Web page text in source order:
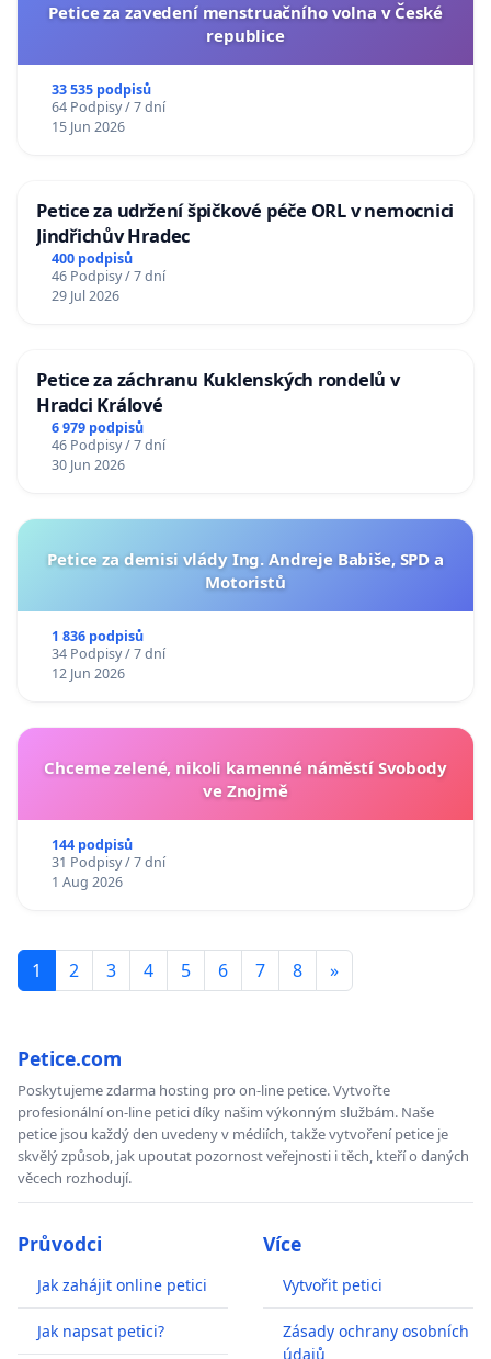
Petice za zavedení menstruačního volna v České
republice
33 535 podpisů
64 Podpisy / 7 dní
15 Jun 2026
Petice za udržení špičkové péče ORL v nemocnici
Jindřichův Hradec
400 podpisů
46 Podpisy / 7 dní
29 Jul 2026
Petice za záchranu Kuklenských rondelů v
Hradci Králové
6 979 podpisů
46 Podpisy / 7 dní
30 Jun 2026
Petice za demisi vlády Ing. Andreje Babiše, SPD a
Motoristů
1 836 podpisů
34 Podpisy / 7 dní
12 Jun 2026
Chceme zelené, nikoli kamenné náměstí Svobody
ve Znojmě
144 podpisů
31 Podpisy / 7 dní
1 Aug 2026
1 2 3 4 5 6 7 8 »
Petice.com
Poskytujeme zdarma hosting pro on-line petice. Vytvořte
profesionální on-line petici díky našim výkonným službám. Naše
petice jsou každý den uvedeny v médiích, takže vytvoření petice je
skvělý způsob, jak upoutat pozornost veřejnosti i těch, kteří o daných
věcech rozhodují.
Průvodci
Jak zahájit online petici
Jak napsat petici?
Více
Vytvořit petici
Zásady ochrany osobních
údajů